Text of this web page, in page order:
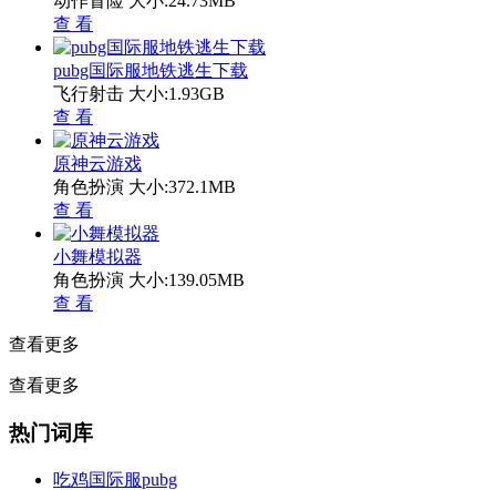
查 看
pubg国际服地铁逃生下载
飞行射击 大小:1.93GB
查 看
原神云游戏
角色扮演 大小:372.1MB
查 看
小舞模拟器
角色扮演 大小:139.05MB
查 看
查看更多
查看更多
热门词库
吃鸡国际服pubg